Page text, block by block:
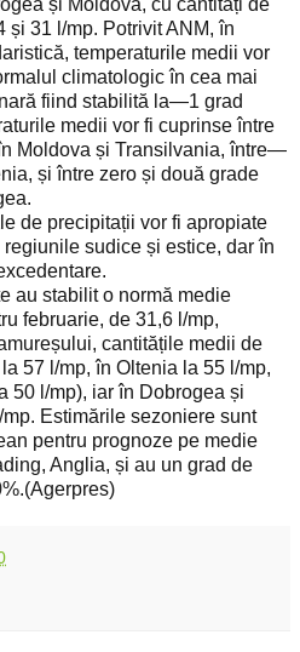
și 31 l/mp. Potrivit ANM, în
temperaturile medii vor
climatologic în cea mai
fiind stabilită la—1 grad
medii vor fi cuprinse între
Moldova și Transilvania, între—
și între zero și două grade
de precipitații vor fi apropiate
sudice și estice, dar în
au stabilit o normă medie
februarie, de 31,6 l/mp,
cantitățile medii de
57 l/mp, în Oltenia la 55 l/mp,
50 l/mp), iar în Dobrogea și
Estimările sezoniere sunt
pentru prognoze pe medie
Anglia, și au un grad de